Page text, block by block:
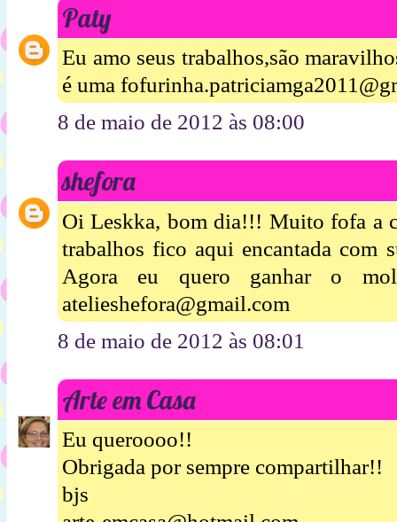
Paty
Eu amo seus trabalhos,são
é uma
8 de maio de 2012 às 08:00
shefora
Oi Leskka, bom dia!!! Muito fofa a
trabalhos fico aqui encantada com
Agora eu quero ganhar o
atelieshefora@gmail.com
8 de maio de 2012 às 08:01
Arte em Casa
Eu queroooo!!
Obrigada por sempre compartilhar!!
bjs